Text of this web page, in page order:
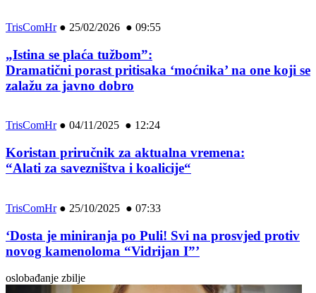
TrisComHr● 25/02/2026 ● 09:55
„Istina se plaća tužbom”:
Dramatični porast pritisaka ‘moćnika’ na one koji se
zalažu za javno dobro
TrisComHr● 04/11/2025 ● 12:24
Koristan priručnik za aktualna vremena:
“Alati za savezništva i koalicije“
TrisComHr● 25/10/2025 ● 07:33
‘Dosta je miniranja po Puli! Svi na prosvjed protiv
novog kamenoloma “Vidrijan I”’
oslobađanje zbilje